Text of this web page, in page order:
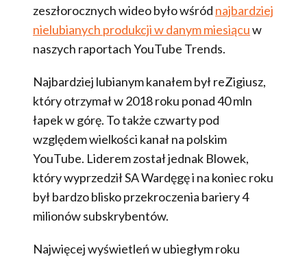
zeszłorocznych wideo było wśród najbardziej
nielubianych produkcji w danym miesiącuw
naszych raportach YouTube Trends.
Najbardziej lubianym kanałem był reZigiusz,
który otrzymał w 2018 roku ponad 40 mln
łapek w górę. To także czwarty pod
względem wielkości kanał na polskim
YouTube. Liderem został jednak Blowek,
który wyprzedził SA Wardęgę i na koniec roku
był bardzo blisko przekroczenia bariery 4
milionów subskrybentów.
Najwięcej wyświetleń w ubiegłym roku